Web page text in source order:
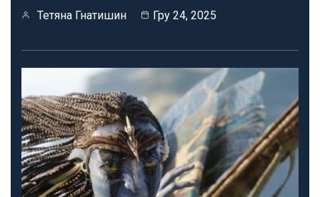
Тетяна Гнатишин Гру 24, 2025